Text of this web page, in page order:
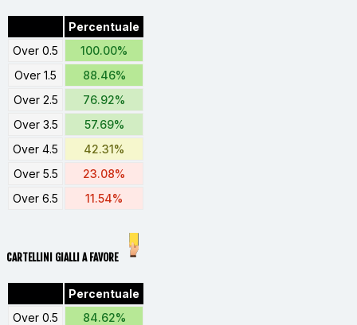
Percentuale
Over 0.5
100.00%
Over 1.5
88.46%
Over 2.5
76.92%
Over 3.5
57.69%
Over 4.5
42.31%
Over 5.5
23.08%
Over 6.5
11.54%
CARTELLINI GIALLI A FAVORE
Percentuale
Over 0.5
84.62%